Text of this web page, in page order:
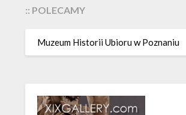
:: POLECAMY
Muzeum Historii Ubioru w Poznaniu